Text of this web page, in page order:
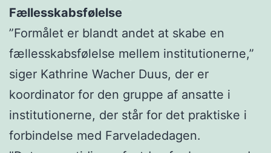
Fællesskabsfølelse
”Formålet er blandt andet at skabe en
fællesskabsfølelse mellem institutionerne,”
siger Kathrine Wacher Duus, der er
koordinator for den gruppe af ansatte i
institutionerne, der står for det praktiske i
forbindelse med Farveladedagen.